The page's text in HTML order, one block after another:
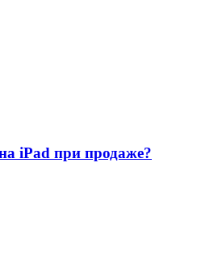
iPad при продаже?